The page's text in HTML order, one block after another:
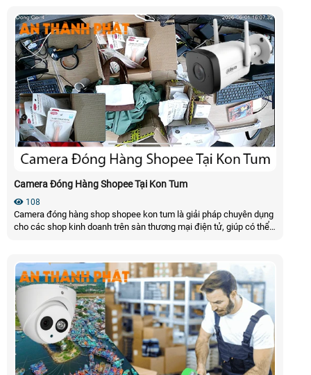
mã vận đơn có thể tải video trực tiếp theo mã vận đơn
Camera Đóng Hàng Shopee Tại Kon Tum
108
Camera đóng hàng shop shopee kon tum là giải pháp chuyên dụng
cho các shop kinh doanh trên sàn thương mại điện tử, giúp có thể
nhìn thấy được mã vận đơn của đơn hàng